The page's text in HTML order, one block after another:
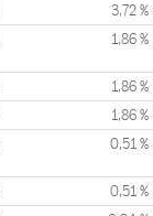
3,72 %
1,86 %
1,86 %
1,86 %
0,51 %
0,51 %